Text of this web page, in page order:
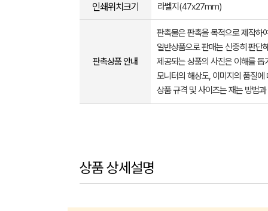
인쇄위치크기 라벨지(47x27mm)
판촉상품 안내
판촉물은 판촉을 목적으로 제작하
일반상품으로 판매는 신중히 판단
제공되는 상품의 사진은 이해를
모니터의 해상도, 이미지의 품질
상품 규격 및 사이즈는 재는 방법
상품 상세설명